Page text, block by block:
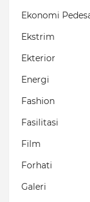
Ekonomi
Ekstrim
Ekterior
Energi
Fashion
Fasilitasi
Film
Forhati
Galeri